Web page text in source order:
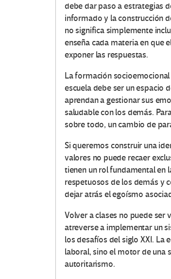
debe dar paso a estrategias
informado y la construcción
no significa simplemente
enseña cada materia en que
exponer las respuestas.
La formación
escuela debe ser un espacio
aprendan a gestionar sus
saludable con los demás.
sobre todo, un cambio de
Si queremos construir una
valores no puede recaer
tienen un rol fundamental en
respetuosos de los demás y
dejar atrás el egoísmo
Volver a clases no puede ser
atreverse a implementar un
los desafíos del siglo XXI. La
laboral, sino el motor de una
autoritarismo.